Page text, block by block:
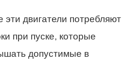
эти двигатели потребляют
при пуске, которые
допустимые в